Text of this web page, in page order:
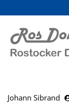
zum Inhalt
Johann Sibrand